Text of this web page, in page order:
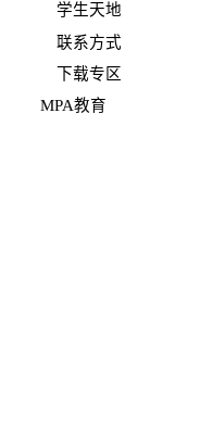
学生天地
联系方式
下载专区
MPA教育